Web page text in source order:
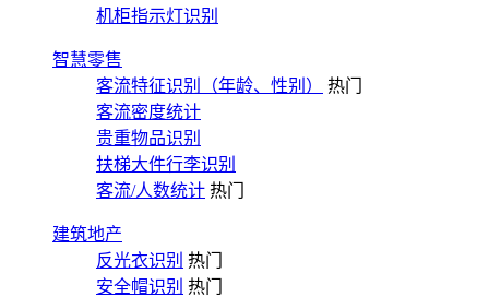
机柜指示灯识别
智慧零售
客流特征识别（年龄、性别）
热门
客流密度统计
贵重物品识别
扶梯大件行李识别
客流/人数统计 热门
建筑地产
反光衣识别 热门
安全帽识别 热门